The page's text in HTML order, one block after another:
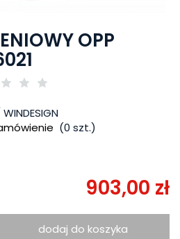
OPP
(0 szt.)
903,00 zł
dodaj do koszyka